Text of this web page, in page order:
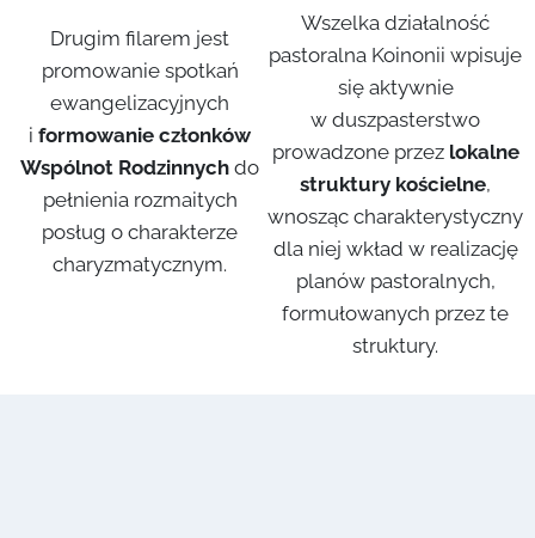
Drugim filarem jest
promowanie spotkań
ewangelizacyjnych
i formowanie członków
Wspólnot Rodzinnych do
pełnienia rozmaitych
posług o charakterze
charyzmatycznym.
Wszelka działalność
pastoralna Koinonii wpisuje
się aktywnie
w duszpasterstwo
prowadzone przez lokalne
struktury kościelne,
wnosząc charakterystyczny
dla niej wkład w realizację
planów pastoralnych,
formułowanych przez te
struktury.